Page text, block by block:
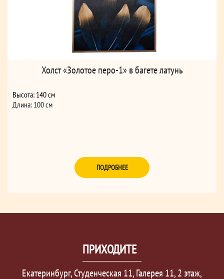
Холст «Золотое перо-1» в багете латунь
Высота: 140 см
Длина: 100 см
ПОДРОБНЕЕ
ПРИХОДИТЕ
Екатеринбург, Студенческая 11, Галерея 11, 2 этаж,